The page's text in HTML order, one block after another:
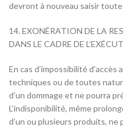
devront à nouveau saisir
14. EXONÉRATION DE LA
DANS LE CADRE DE
En cas d’impossibilité
techniques ou de toutes
d’un dommage et ne pourra
L’indisponibilité, même
d’un ou plusieurs produits,